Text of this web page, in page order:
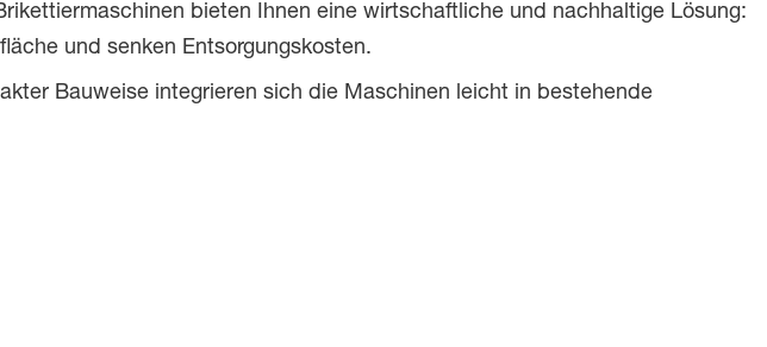
bieten Ihnen eine wirtschaftliche und nachhaltige Lösung:
und senken Entsorgungskosten.
Bauweise integrieren sich die Maschinen leicht in bestehende